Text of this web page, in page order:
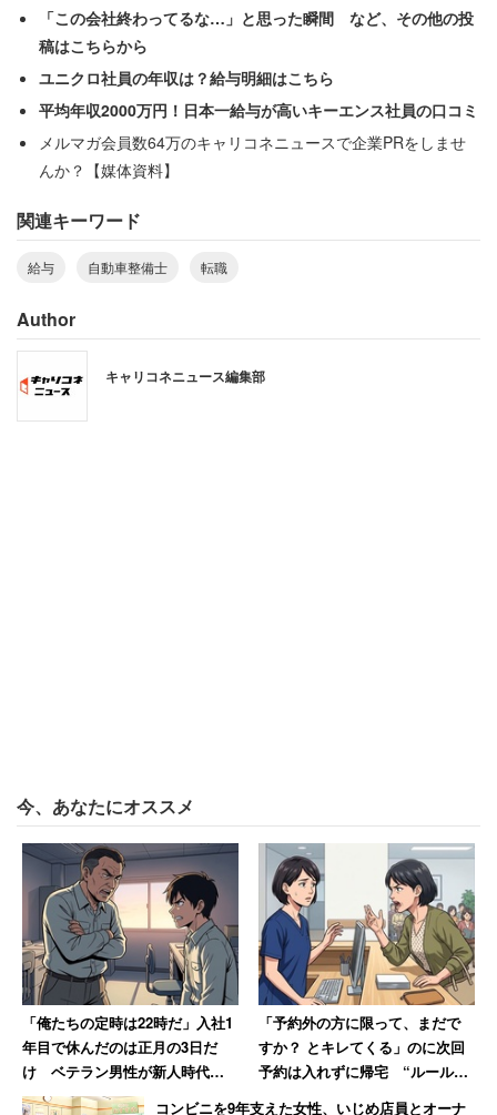
ツイッターに自身の給与明細を投稿し、
話題になった 。手
取り額は約14万円。これに対して、7年目だという自動車
整備士が自身の手取り額は約11万円と投稿し、物議を醸し
た。投稿から3年経つが、整備士の低賃金問題は依然厳し
いようだ。
8割「転職は他業種がいい」と回答
今回の調査では、転職について聞くと、「いつかしようと
考えている」（31.7％）が最多で、次いで「考えたことが
ある」（30.0％）、「具体的に考えている」（29.1％）と
「この会社終わってるな…」と思った瞬間 など、その他の投
稿はこちらから
ユニクロ社員の年収は？給与明細はこちら
平均年収2000万円！日本一給与が高いキーエンス社員の口コミ
メルマガ会員数64万のキャリコネニュースで企業PRをしませ
んか？【媒体資料】
関連キーワード
給与 自動車整備士 転職
Author
キャリコネニュース編集部
今、あなたにオススメ
「俺たちの定時は22時だ」入社1
年目で休んだのは正月の3日だ
け ベテラン男性が新人時代に
目撃した“退職ドミノ”の現場
「予約外の方に限って、まだで
すか？ とキレてくる」のに次回
予約は入れずに帰宅 “ルール無
視患者“に医療事務の女性がため
コンビニを9年支えた女性、いじめ店員とオーナ